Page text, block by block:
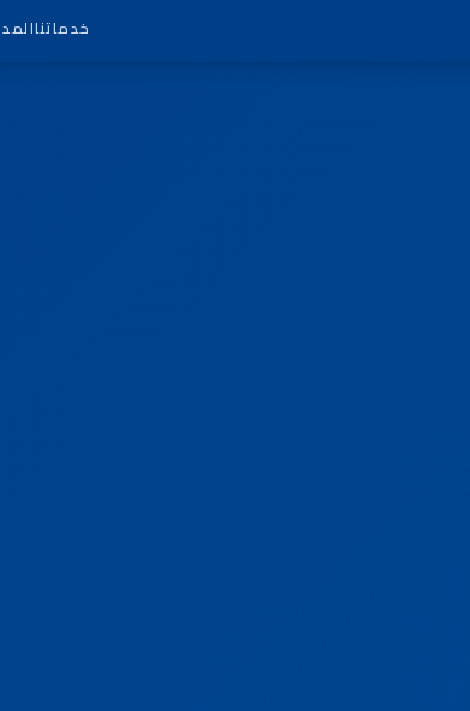
خدماتنا